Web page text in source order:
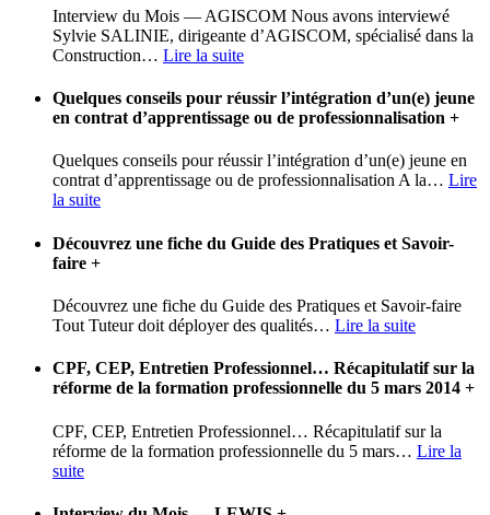
Interview du Mois — AGISCOM Nous avons interviewé
Sylvie SALINIE, dirigeante d’AGISCOM, spécialisé dans la
Construction… Lire la suite
Quelques conseils pour réussir l’intégration d’un(e) jeune
en contrat d’apprentissage ou de professionnalisation +
Quelques conseils pour réussir l’intégration d’un(e) jeune en
contrat d’apprentissage ou de professionnalisation A la… Lire
la suite
Découvrez une fiche du Guide des Pratiques et Savoir-
faire +
Découvrez une fiche du Guide des Pratiques et Savoir-faire
Tout Tuteur doit déployer des qualités… Lire la suite
CPF, CEP, Entretien Professionnel… Récapitulatif sur la
réforme de la formation professionnelle du 5 mars 2014 +
CPF, CEP, Entretien Professionnel… Récapitulatif sur la
réforme de la formation professionnelle du 5 mars… Lire la
suite